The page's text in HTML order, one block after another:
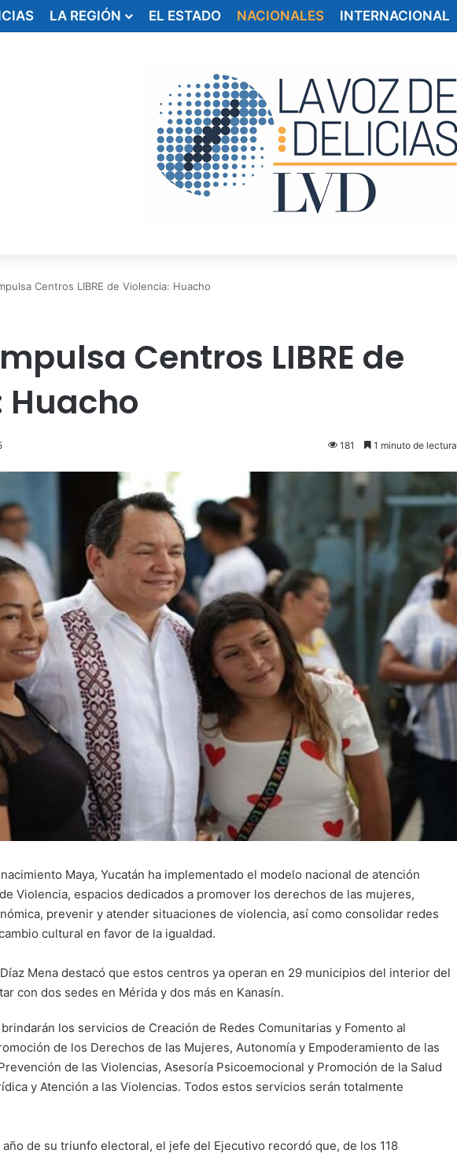
LA REGIÓN EL ESTADO NACIONALES INTERNACIONAL
Centros LIBRE de Violencia: Huacho
Centros LIBRE de
Huacho
181 1 minuto de lectura
Maya, Yucatán ha implementado el modelo nacional de atención
Violencia, espacios dedicados a promover los derechos de las mujeres,
prevenir y atender situaciones de violencia, así como consolidar redes
cultural en favor de la igualdad.
Mena destacó que estos centros ya operan en 29 municipios del interior del
con dos sedes en Mérida y dos más en Kanasín.
los servicios de Creación de Redes Comunitarias y Fomento al
de los Derechos de las Mujeres, Autonomía y Empoderamiento de las
de las Violencias, Asesoría Psicoemocional y Promoción de la Salud
y Atención a las Violencias. Todos estos servicios serán totalmente
de su triunfo electoral, el jefe del Ejecutivo recordó que, de los 118